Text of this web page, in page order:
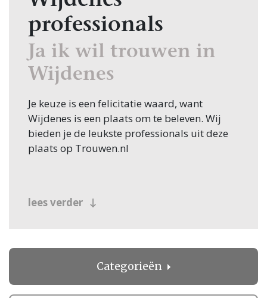
professionals
Ja ik wil trouwen in
Wijdenes
Je keuze is een felicitatie waard, want
Wijdenes is een plaats om te beleven. Wij
bieden je de leukste professionals uit deze
plaats op Trouwen.nl
lees verder
Categorieën